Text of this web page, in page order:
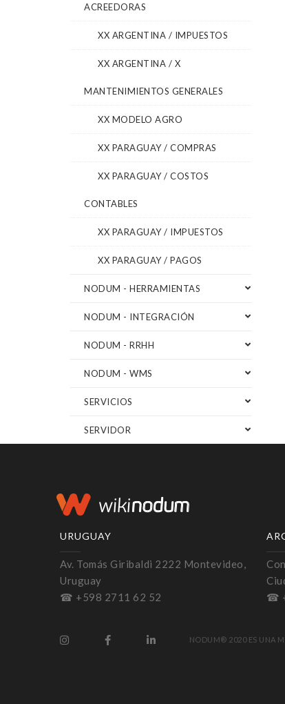
ACREEDORAS
XX ARGENTINA / IMPUESTOS
XX ARGENTINA / X
MANTENIMIENTOS GENERALES
XX MODELO AGRO
XX PARAGUAY / COMPRAS
XX PARAGUAY / COSTOS
CONTABLES
XX PARAGUAY / IMPUESTOS
XX PARAGUAY / PAGOS
NODUM - HERRAMIENTAS
NODUM - INTEGRACIÓN
NODUM - RRHH
NODUM - WMS
SERVICIOS
SERVIDOR
URUGUAY
Av. Tomás Giribaldi 2222 Montevideo,
Uruguay
☎ +598 2711 62 52
☎
NODUM® 2020 ES UNA